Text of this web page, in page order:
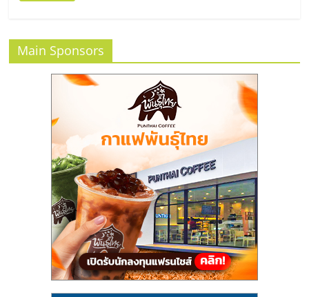
รน
ไชส์,
ปรึกษา
แฟ
ไชส์,
รวม
Main Sponsors